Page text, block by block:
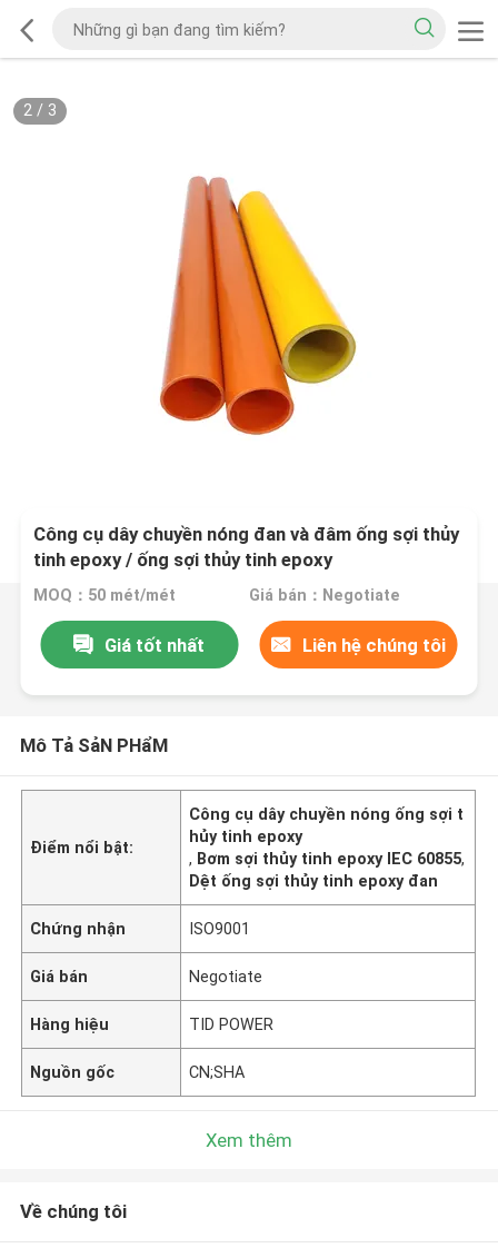
2/ 3
Công cụ dây chuyền nóng đan và đâm ống sợi thủy
tinh epoxy / ống sợi thủy tinh epoxy
MOQ：50 mét/mét Giá bán：Negotiate
Giá tốt nhất Liên hệ chúng tôi
Mô Tả SảN PHẩM
Điểm nổi bật:
Công cụ dây chuyền nóng ống sợi t
hủy tinh epoxy
, Bơm sợi thủy tinh epoxy IEC 60855,
Dệt ống sợi thủy tinh epoxy đan
Chứng nhận ISO9001
Giá bán Negotiate
Hàng hiệu TID POWER
Nguồn gốc CN;SHA
Xem thêm
Về chúng tôi